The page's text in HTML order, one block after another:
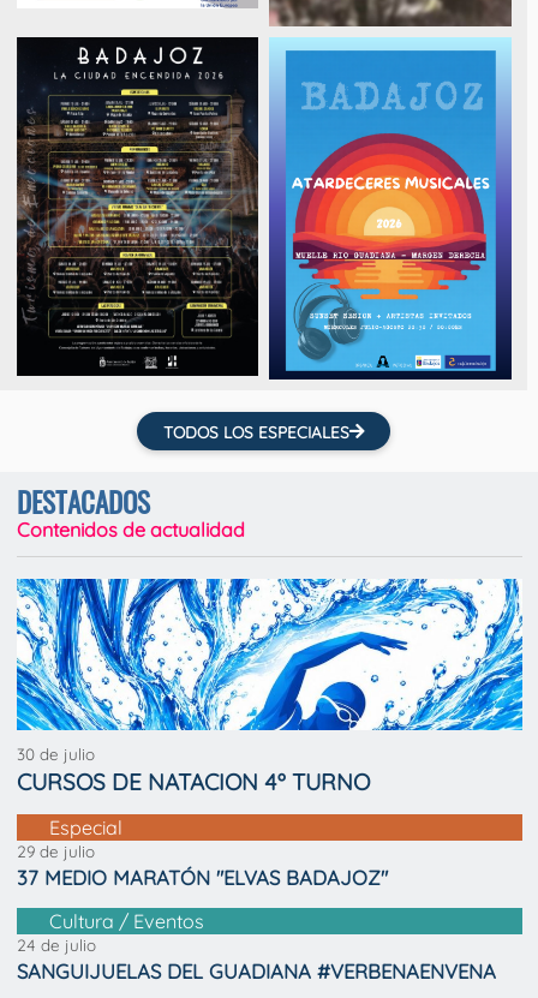
TODOS LOS ESPECIALES
DESTACADOS
Contenidos de actualidad
30 de julio
CURSOS DE NATACION 4º TURNO
Especial
29 de julio
37 MEDIO MARATÓN "ELVAS BADAJOZ"
Cultura / Eventos
24 de julio
SANGUIJUELAS DEL GUADIANA #VERBENAENVENA